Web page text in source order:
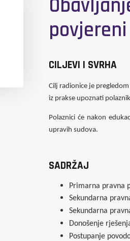
CILJEVI I SVRHA
Cilj radionice je
iz prakse upoznati
Polaznici će nakon
upravih sudova.
SADRŽAJ
Primarna pravna
Sekundarna
Sekundarna
Donošenje
Postupanje